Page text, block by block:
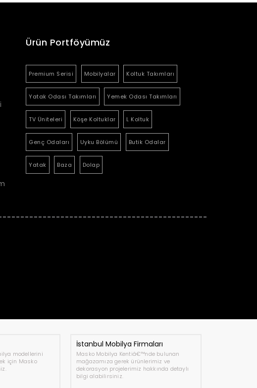
Ürün Portföyümüz
Premium Serisi Mobilyalar Koltuk Takımları
Yatak Odası Takımları Yemek Odası Takımları
TV Üniteleri Köşe Koltuklar L Koltuk
Genç Odaları Uyku Bölümü Butik Odalar
Yatak Baza Dolap
modellerini
için Masko
İstanbul Mobilya Firmaları
Masko Mobilya Kentiâ€™nde bulunan
mağazamıza gerek ürünlerimiz ve
dekorasyon projelerimiz hakkında detaylı
bilgi alabilirsiniz.